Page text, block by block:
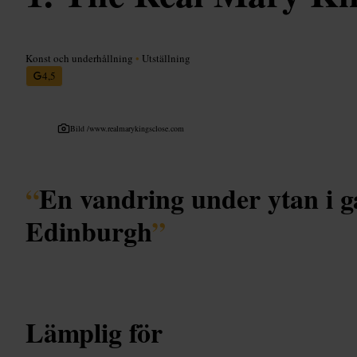
Konst och underhållning • Utställning
4,5
Bild /www.realmarykingsclose.com
“En vandring under ytan i
Edinburgh”
Lämplig för